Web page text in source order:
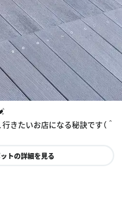
きたいお店になる秘訣です（＾
トの詳細を見る